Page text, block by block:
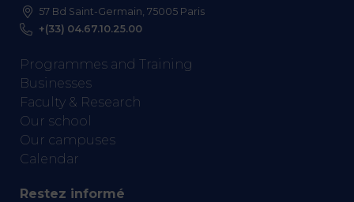
57 Bd Saint-Germain, 75005 Paris
+(33) 04.67.10.25.00
Programmes and Training
Businesses
Faculty & Research
Our school
Our campuses
Calendar
Restez informé